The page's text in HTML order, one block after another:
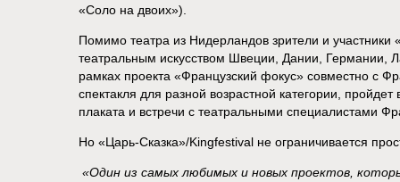
«Соло на двоих»).
Помимо театра из Нидерландов зрители и участники
театральным искусством Швеции, Дании, Германии,
рамках проекта «Французский фокус» совместно с
спектакля для разной возрастной категории, пройдет
плаката и встречи с театральными специалистами
Но «Царь-Сказка»/Kingfestival не ограничивается
«Один из самых любимых и новых проектов,